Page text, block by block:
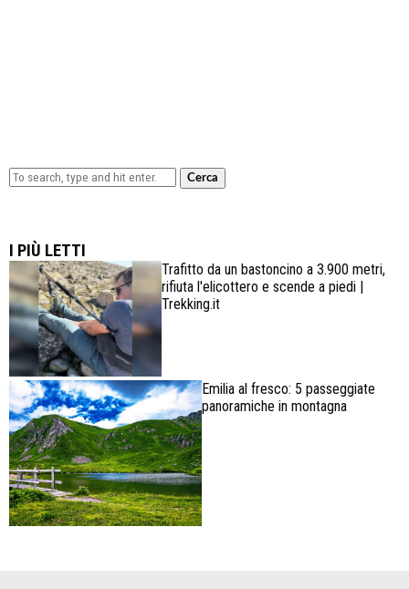
Cerca
I PIÙ LETTI
Trafitto da un bastoncino a 3.900 metri,
rifiuta l'elicottero e scende a piedi |
Trekking.it
Emilia al fresco: 5 passeggiate
panoramiche in montagna